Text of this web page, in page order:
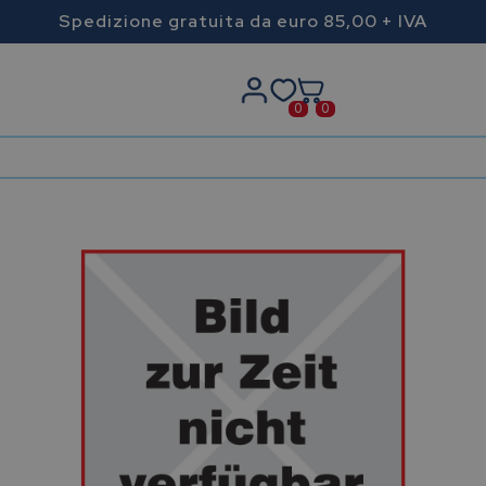
Spedizione gratuita da euro 85,00 + IVA
0 0